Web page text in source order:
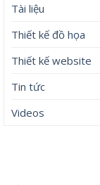
Tài liệu
Thiết kế đồ họa
Thiết kế website
Tin tức
Videos